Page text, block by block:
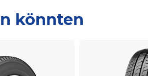
könnten